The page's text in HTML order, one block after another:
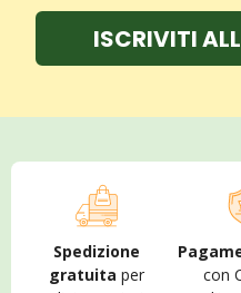
ISCRIVITI
Spedizione
gratuita per
con